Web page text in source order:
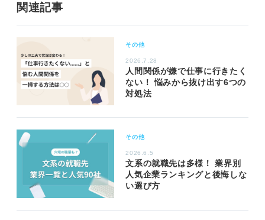
関連記事
その他
2026.7.28
人間関係が嫌で仕事に行きたく
ない！ 悩みから抜け出す6つの
対処法
その他
2026.6.5
文系の就職先は多様！ 業界別
人気企業ランキングと後悔しな
い選び方